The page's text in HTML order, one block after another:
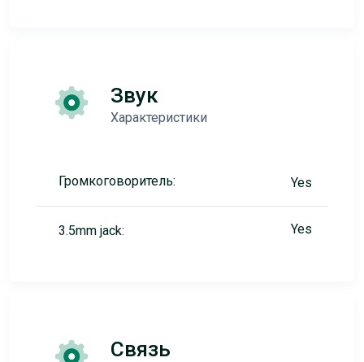
Звук
Характеристики
Громкоговоритель: Yes
3.5mm jack: Yes
Связь